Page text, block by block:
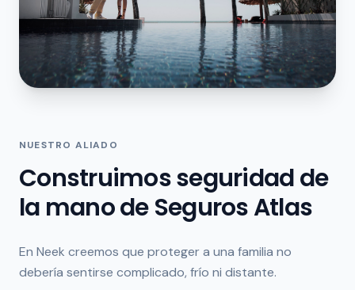
NUESTRO ALIADO
Construimos seguridad de
la mano de Seguros Atlas
En Neek creemos que proteger a una familia no
debería sentirse complicado, frío ni distante.